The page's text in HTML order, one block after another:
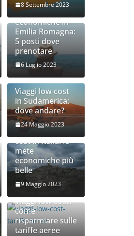
8 Settembre 2023
Mete
economiche in
Emilia Romagna:
5 posti dove
prenotare
6 Luglio 2023
Viaggi low cost
in Sudamerica:
dove andare?
24 Maggio 2023
Vacanze low
cost in Italia: le
mete
economiche più
belle
9 Maggio 2023
Viaggi low cost:
come
risparmiare sulle
tariffe aeree